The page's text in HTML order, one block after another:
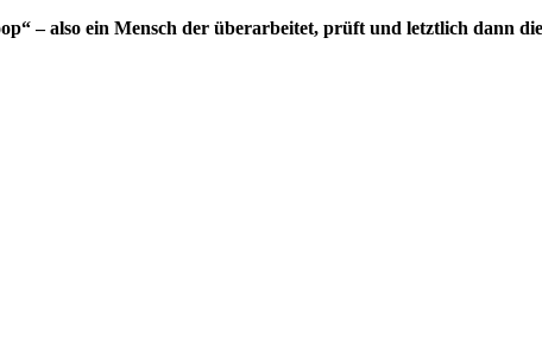
– also ein Mensch der überarbeitet, prüft und letztlich dann